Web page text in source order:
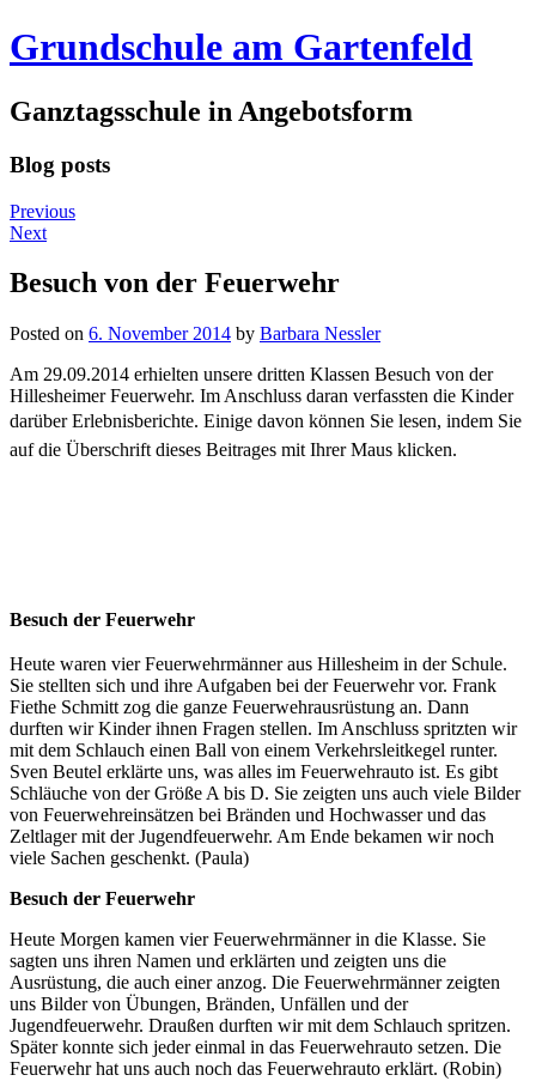
Grundschule am Gartenfeld
Ganztagsschule in Angebotsform
Blog posts
Previous
Next
Besuch von der Feuerwehr
Posted on 6. November 2014 by Barbara Nessler
Am 29.09.2014 erhielten unsere dritten Klassen Besuch von der
Hillesheimer Feuerwehr. Im Anschluss daran verfassten die Kinder
darüber Erlebnisberichte. Einige davon können Sie lesen, indem Sie
auf die Überschrift dieses Beitrages mit Ihrer Maus klicken.
Besuch der Feuerwehr
Heute waren vier Feuerwehrmänner aus Hillesheim in der Schule.
Sie stellten sich und ihre Aufgaben bei der Feuerwehr vor. Frank
Fiethe Schmitt zog die ganze Feuerwehrausrüstung an. Dann
durften wir Kinder ihnen Fragen stellen. Im Anschluss spritzten wir
mit dem Schlauch einen Ball von einem Verkehrsleitkegel runter.
Sven Beutel erklärte uns, was alles im Feuerwehrauto ist. Es gibt
Schläuche von der Größe A bis D. Sie zeigten uns auch viele Bilder
von Feuerwehreinsätzen bei Bränden und Hochwasser und das
Zeltlager mit der Jugendfeuerwehr. Am Ende bekamen wir noch
viele Sachen geschenkt. (Paula)
Besuch der Feuerwehr
Heute Morgen kamen vier Feuerwehrmänner in die Klasse. Sie
sagten uns ihren Namen und erklärten und zeigten uns die
Ausrüstung, die auch einer anzog. Die Feuerwehrmänner zeigten
uns Bilder von Übungen, Bränden, Unfällen und der
Jugendfeuerwehr. Draußen durften wir mit dem Schlauch spritzen.
Später konnte sich jeder einmal in das Feuerwehrauto setzen. Die
Feuerwehr hat uns auch noch das Feuerwehrauto erklärt. (Robin)